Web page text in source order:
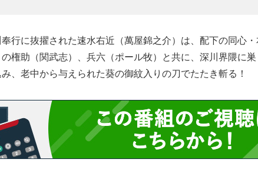
行に抜擢された速水右近（萬屋錦之介）は、配下の同心
権助（関武志）、兵六（ポール牧）と共に、深川界隈に
、老中から与えられた葵の御紋入りの刀でたたき斬る！